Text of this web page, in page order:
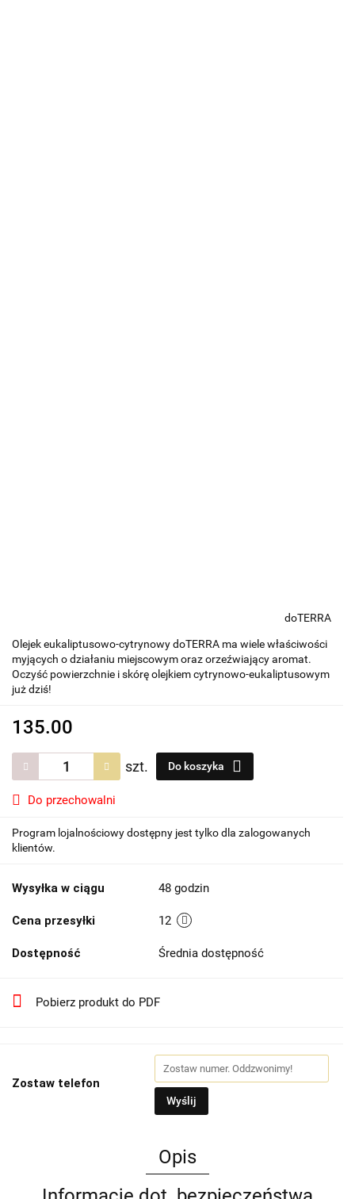
doTERRA
Olejek eukaliptusowo-cytrynowy doTERRA ma wiele właściwości
myjących o działaniu miejscowym oraz orzeźwiający aromat.
Oczyść powierzchnie i skórę olejkiem cytrynowo-eukaliptusowym
już dziś!
135.00
szt. Do koszyka
Do przechowalni
Program lojalnościowy dostępny jest tylko dla zalogowanych
klientów.
Wysyłka w ciągu 48 godzin
Cena przesyłki 12
Dostępność Średnia dostępność
Pobierz produkt do PDF
Zostaw telefon
Wyślij
Opis